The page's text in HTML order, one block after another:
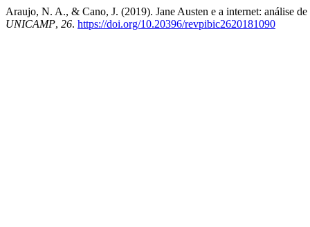
Araujo, N. A., & Cano, J. (2019). Jane Austen e a internet: análise
UNICAMP, 26. https://doi.org/10.20396/revpibic2620181090